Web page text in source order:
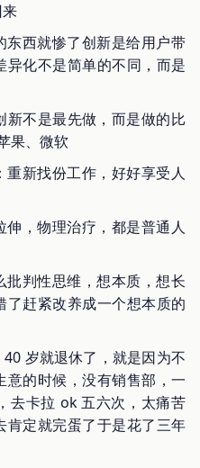
东西就惨了创新是给用户带
化不是简单的不同，而是
新不是最先做，而是做的比
果、微软
新找份工作，好好享受人
，物理治疗，都是普通人
判性思维，想本质，想长
赶紧改养成一个想本质的
岁就退休了，就是因为不
意的时候，没有销售部，一
去卡拉 ok 五六次，太痛苦
肯定就完蛋了于是花了三年